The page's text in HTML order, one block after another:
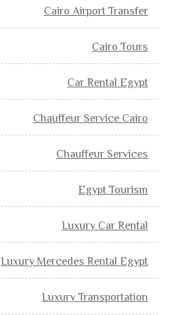
Cairo Airport Transfer
Cairo Tours
Car Rental Egypt
Chauffeur Service Cairo
Chauffeur Services
Egypt Tourism
Luxury Car Rental
Luxury Mercedes Rental Egypt
Luxury Transportation